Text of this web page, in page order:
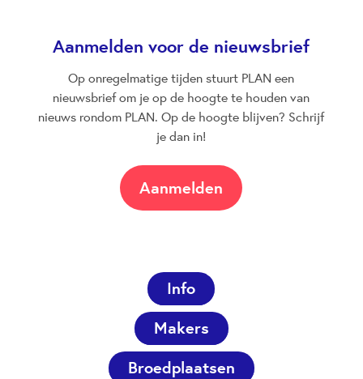
Aanmelden voor de nieuwsbrief
Op onregelmatige tijden stuurt PLAN een
nieuwsbrief om je op de hoogte te houden van
nieuws rondom PLAN. Op de hoogte blijven? Schrijf
je dan in!
Aanmelden
Info
Makers
Broedplaatsen